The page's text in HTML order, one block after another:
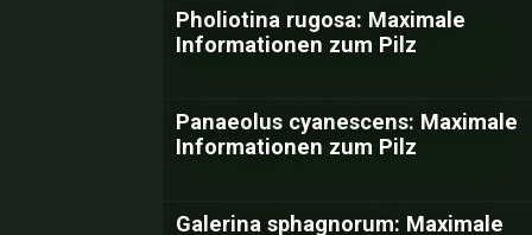
Pholiotina rugosa: Maximale
Informationen zum Pilz
Panaeolus cyanescens: Maximale
Informationen zum Pilz
Galerina sphagnorum: Maximale